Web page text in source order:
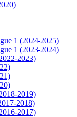
1 (2024-2025)
1 (2023-2024)
2023)
2019)
2018)
2017)